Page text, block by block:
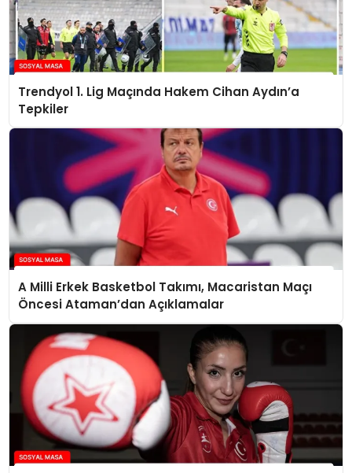
Trendyol 1. Lig Maçında Hakem Cihan Aydın’a
Tepkiler
A Milli Erkek Basketbol Takımı, Macaristan Maçı
Öncesi Ataman’dan Açıklamalar